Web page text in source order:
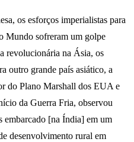
os esforços imperialistas para
Mundo sofreram um golpe
revolucionária na Ásia, os
outro grande país asiático, a
do Plano Marshall dos EUA e
da Guerra Fria, observou
embarcado [na Índia] em um
desenvolvimento rural em